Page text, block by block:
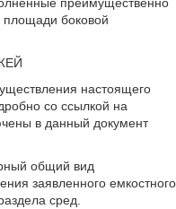
боковой
настоящего
со ссылкой на
в данный документ
общий вид
заявленного емкостного
сред.